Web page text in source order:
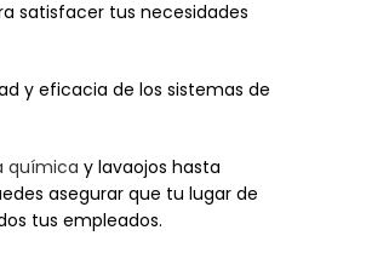
satisfacer tus necesidades
y eficacia de los sistemas de
química y lavaojos hasta
asegurar que tu lugar de
tus empleados.